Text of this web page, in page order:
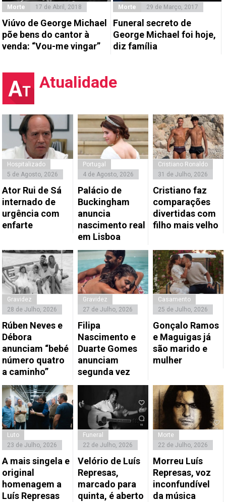
Morte 17 de Abril, 2018
Viúvo de George Michael
põe bens do cantor à
venda: “Vou-me vingar”
Morte 29 de Março, 2017
Funeral secreto de
George Michael foi hoje,
diz família
Atualidade
Hospitalizado
5 de Agosto, 2026
Ator Rui de Sá
internado de
urgência com
enfarte
Portugal
4 de Agosto, 2026
Palácio de
Buckingham
anuncia
nascimento real
em Lisboa
Cristiano Ronaldo
31 de Julho, 2026
Cristiano faz
comparações
divertidas com
filho mais velho
Gravidez
28 de Julho, 2026
Rúben Neves e
Débora
anunciam “bebé
número quatro
a caminho”
Gravidez
27 de Julho, 2026
Filipa
Nascimento e
Duarte Gomes
anunciam
segunda vez
Casamento
25 de Julho, 2026
Gonçalo Ramos
e Maguigas já
são marido e
mulher
Luto
23 de Julho, 2026
A mais singela e
original
homenagem a
Luís Represas
Funeral
22 de Julho, 2026
Velório de Luís
Represas,
marcado para
quinta, é aberto
Morte
22 de Julho, 2026
Morreu Luís
Represas, voz
inconfundível
da música